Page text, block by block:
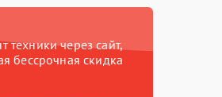
через сайт,
бессрочная скидка